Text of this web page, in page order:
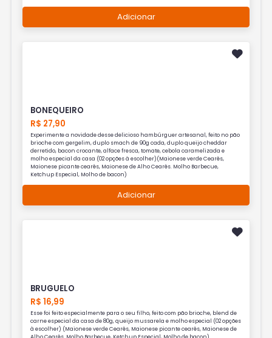
Adicionar
BONEQUEIRO
R$ 27,90
Experimente a novidade desse delicioso hambúrguer artesanal, feito no pão
brioche com gergelim, duplo smach de 90g cada, duplo queijo cheddar
derretido, bacon crocante, alface fresca, tomate, cebola caramelizada e
molho especial da casa (02 opções à escolher)(Maionese verde Cearês,
Maionese picante cearês, Maionese de Alho Cearês. Molho Barbecue,
Ketchup Especial, Molho de bacon)
Adicionar
BRUGUELO
R$ 16,99
Esse foi feito especialmente para o seu filho, feito com pão brioche, blend de
carne especial da casa de 80g, queijo mussarela e molho especial (02 opções
à escolher) (Maionese verde Cearês, Maionese picante cearês, Maionese de